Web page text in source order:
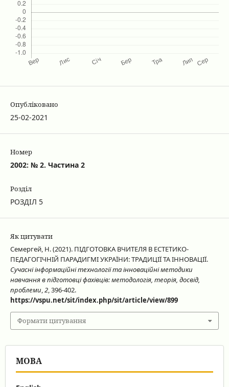
Опубліковано
25-02-2021
Номер
2002: № 2. Частина 2
Розділ
РОЗДІЛ 5
Як цитувати
Семергей, Н. (2021). ПІДГОТОВКА ВЧИТЕЛЯ В ЕСТЕТИКО-
ПЕДАГОГІЧНІЙ ПАРАДИГМІ УКРАЇНИ: ТРАДИЦІЇ ТА ІННОВАЦІЇ.
Сучасні інформаційні технології та інноваційні методики
навчання в підготовці фахівців: методологія, теорія, досвід,
проблеми,2, 396-402.
https://vspu.net/sit/index.php/sit/article/view/899
Формати цитування
МОВА